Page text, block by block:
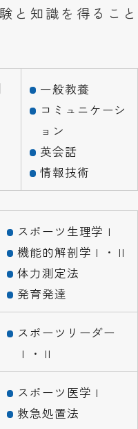
と知識を得ること
一般教養
コミュニケーシ
ョン
英会話
情報技術
スポーツ生理学Ⅰ
機能的解剖学Ⅰ・Ⅱ
体力測定法
発育発達
スポーツリーダー
Ⅰ・Ⅱ
スポーツ医学Ⅰ
救急処置法